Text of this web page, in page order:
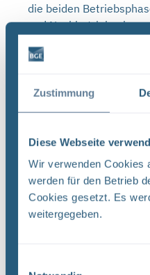
Zustimmung
Diese Webseite
Wir verwenden Cookies
werden für den Betrieb
Cookies gesetzt. Es
weitergegeben.
die beiden
und
Hierbei ging es um
Einhaltung von
Endlager. In der
nach der Einlagerung,
gravierende Rolle.
Für die erste Phase der
sechs Unternehmen zu
Fragestellungen